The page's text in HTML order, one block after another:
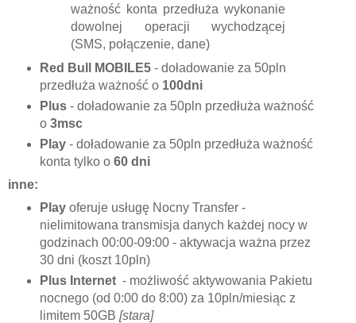
ważność konta przedłuża wykonanie
dowolnej operacji wychodzącej
(SMS, połączenie, dane)
Red Bull MOBILE5- doładowanie za 50pln
przedłuża ważność o 100dni
Plus- doładowanie za 50pln przedłuża ważność
o 3msc
Play- doładowanie za 50pln przedłuża ważność
konta tylko o 60 dni
inne:
Play oferuje usługę Nocny Transfer -
nielimitowana transmisja danych każdej nocy w
godzinach 00:00-09:00 - aktywacja ważna przez
30 dni (koszt 10pln)
Plus Internet - możliwość aktywowania Pakietu
nocnego (od 0:00 do 8:00) za 10pln/miesiąc z
limitem 50GB [stara]